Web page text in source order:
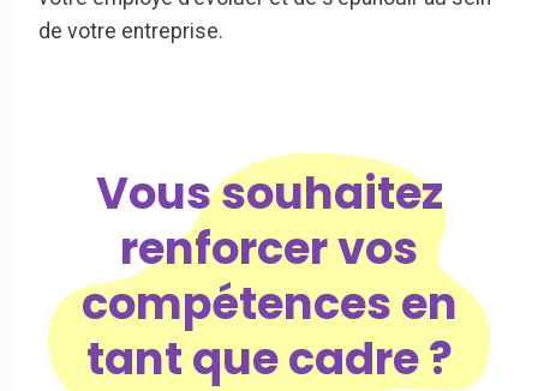
de votre entreprise.
Vous souhaitez
renforcer vos
compétences en
tant que cadre ?